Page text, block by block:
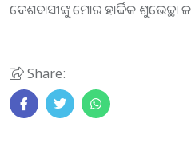
ଦେଶବାସୀଙ୍କୁ ମୋର ହାର୍ଦ୍ଦିକ ଶୁଭେଚ୍ଛା
Share: